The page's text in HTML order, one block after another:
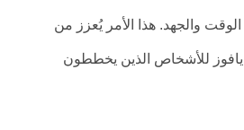
والجهد. هذا الأمر يُعزز من
يافوز للأشخاص الذين يخططون